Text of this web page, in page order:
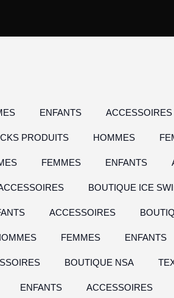
ENFANTS ACCESSOIRES
PRODUITS HOMMES
FEMMES ENFANTS
BOUTIQUE ICE
ACCESSOIRES
FEMMES ENFANTS
BOUTIQUE NSA
ENFANTS ACCESSOIRES